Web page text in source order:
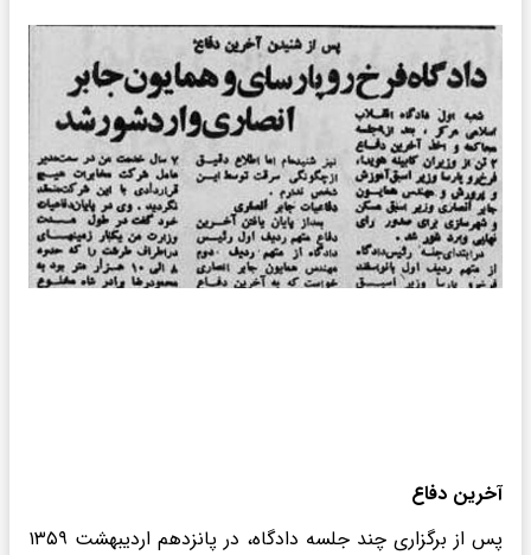
آخرین دفاع
پس از برگزاری چند جلسه دادگاه، در پانزدهم اردیبهشت ۱۳۵۹